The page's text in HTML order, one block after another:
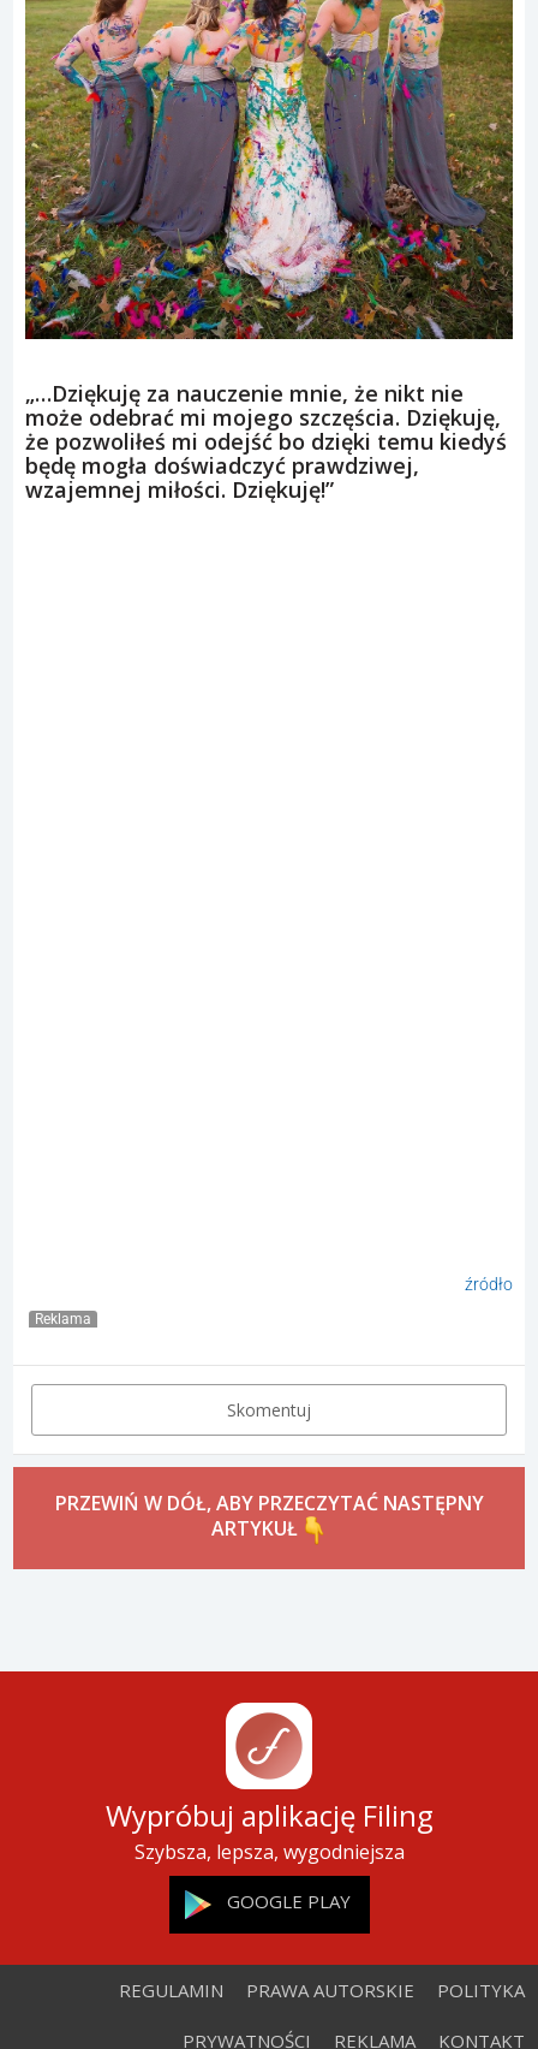
„…Dziękuję za nauczenie mnie, że nikt nie
może odebrać mi mojego szczęścia. Dziękuję,
że pozwoliłeś mi odejść bo dzięki temu kiedyś
będę mogła doświadczyć prawdziwej,
wzajemnej miłości. Dziękuję!”
źródło
Reklama
Skomentuj
PRZEWIŃ W DÓŁ, ABY PRZECZYTAĆ NASTĘPNY
ARTYKUŁ
Wypróbuj aplikację Filing
Szybsza, lepsza, wygodniejsza
GOOGLE PLAY
REGULAMIN PRAWA AUTORSKIE POLITYKA
PRYWATNOŚCI REKLAMA KONTAKT